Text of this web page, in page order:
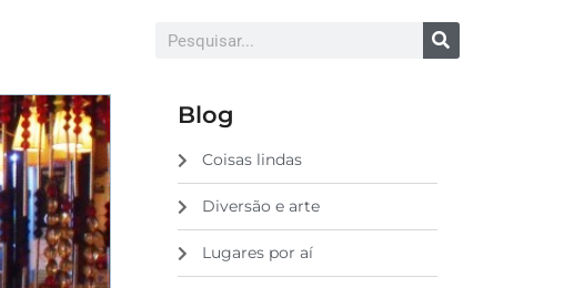
Blog
Coisas lindas
Diversão e arte
Lugares por aí